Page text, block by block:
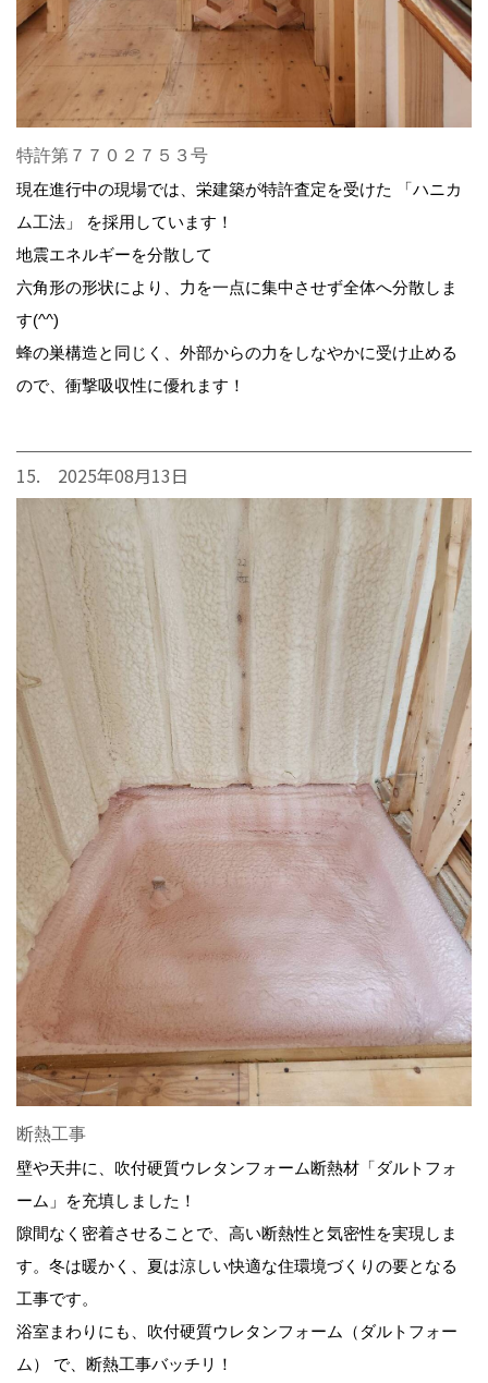
特許第７７０２７５３号
現在進行中の現場では、栄建築が特許査定を受けた 「ハニカ
ム工法」 を採用しています！
地震エネルギーを分散して
六角形の形状により、力を一点に集中させず全体へ分散しま
す(^^)
蜂の巣構造と同じく、外部からの力をしなやかに受け止める
ので、衝撃吸収性に優れます！
15. 2025年08月13日
断熱工事
壁や天井に、吹付硬質ウレタンフォーム断熱材「ダルトフォ
ーム」を充填しました！
隙間なく密着させることで、高い断熱性と気密性を実現しま
す。冬は暖かく、夏は涼しい快適な住環境づくりの要となる
工事です。
浴室まわりにも、吹付硬質ウレタンフォーム（ダルトフォー
ム） で、断熱工事バッチリ！